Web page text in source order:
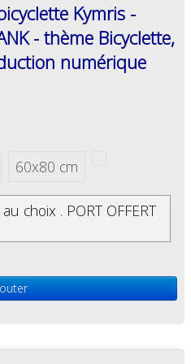
Kymris -
- thème Bicyclette,
numérique
60x80 cm
choix . PORT OFFERT